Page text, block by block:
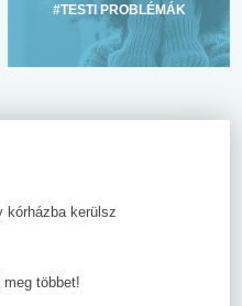
#TESTI PROBLÉMÁK
kórházba kerülsz
többet!